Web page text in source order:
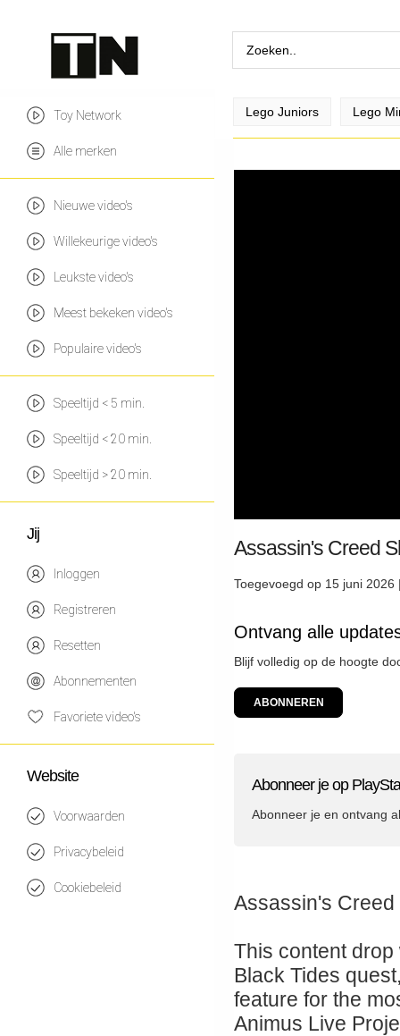
Toy Network
Alle merken
Nieuwe video's
Willekeurige video's
Leukste video's
Meest bekeken video's
Populaire video's
Speeltijd < 5 min.
Speeltijd < 20 min.
Speeltijd > 20 min.
Jij
Inloggen
Registreren
Resetten
Abonnementen
Favoriete video's
Website
Voorwaarden
Privacybeleid
Cookiebeleid
Lego Juniors Lego
Assassin's Creed
Toegevoegd op 15 juni
Ontvang alle
Blijf volledig op de hoogte
ABONNEREN
Abonneer je op
Abonneer je en ontvang
Assassin's
This content drop
Black Tides
feature for the
Animus Live